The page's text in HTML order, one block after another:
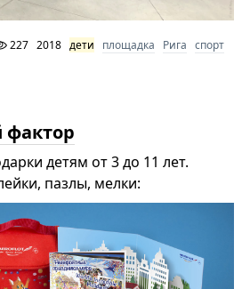
227 2018 дети площадка Рига спорт
фактор
детям от 3 до 11 лет.
пазлы, мелки: